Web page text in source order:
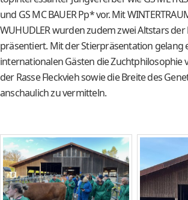
und GS MC BAUER Pp* vor. Mit
WUHUDLER wurden zudem zwei Altstars der
präsentiert. Mit der Stierpräsentation gelang
internationalen Gästen die Zuchtphilosophie
der Rasse Fleckvieh sowie die Breite des
anschaulich zu vermitteln.